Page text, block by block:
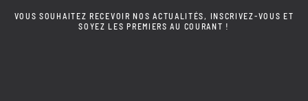
VOUS SOUHAITEZ RECEVOIR NOS ACTUALITÉS, INSCRIVEZ-VOUS ET
SOYEZ LES PREMIERS AU COURANT !